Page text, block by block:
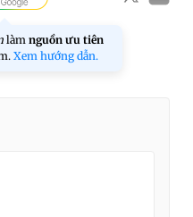
làm nguồn ưu tiên
Xem hướng dẫn.